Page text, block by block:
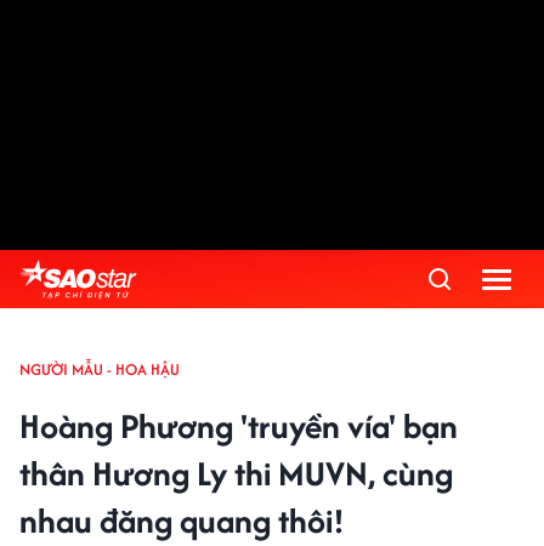
NGƯỜI MẪU - HOA HẬU
Hoàng Phương 'truyền vía' bạn
thân Hương Ly thi MUVN, cùng
nhau đăng quang thôi!